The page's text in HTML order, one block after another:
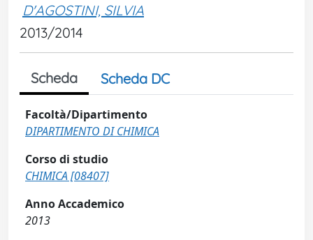
D'AGOSTINI, SILVIA
2013/2014
Scheda Scheda DC
Facoltà/Dipartimento
DIPARTIMENTO DI CHIMICA
Corso di studio
CHIMICA [08407]
Anno Accademico
2013